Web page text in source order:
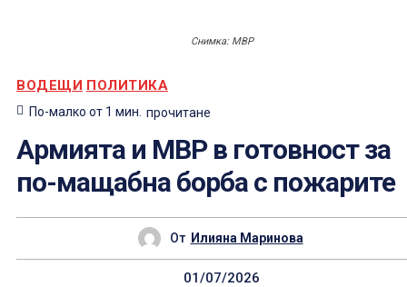
Снимка: МВР
ВОДЕЩИ ПОЛИТИКА
По-малко от 1 мин. прочитане
Армията и МВР в готовност за
по-мащабна борба с пожарите
От Илияна Маринова
01/07/2026